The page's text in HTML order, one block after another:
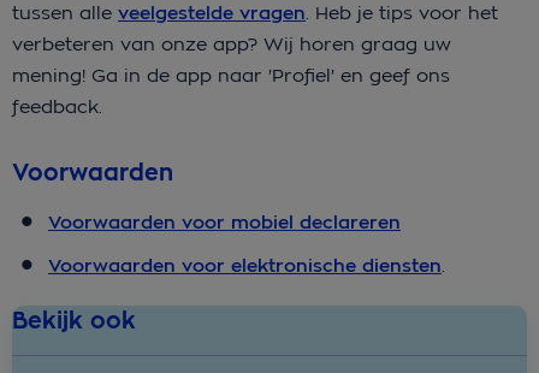
tussen alle veelgestelde vragen. Heb je tips voor het
verbeteren van onze app? Wij horen graag uw
mening! Ga in de app naar 'Profiel' en geef ons
feedback.
Voorwaarden
Voorwaarden voor mobiel declareren
Voorwaarden voor elektronische diensten.
Bekijk ook